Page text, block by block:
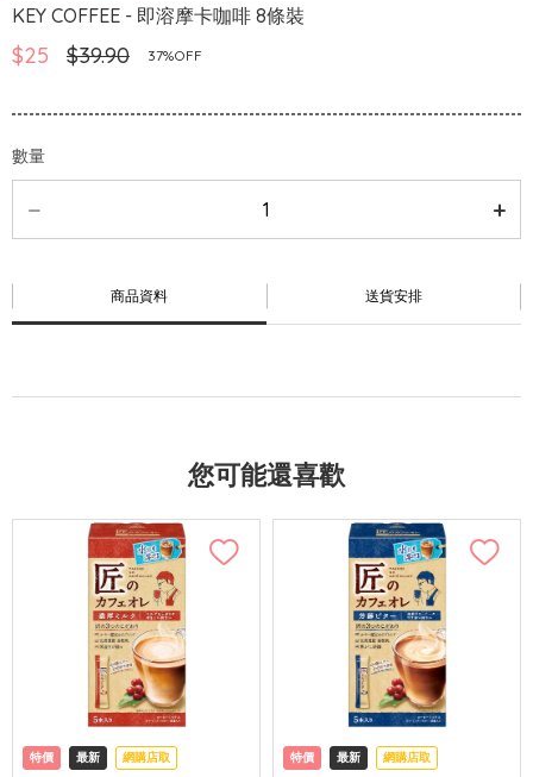
KEY COFFEE - 即溶摩卡咖啡 8條裝
$25 $39.90 37%OFF
數量
商品資料 送貨安排
您可能還喜歡
特價 最新 網購店取 特價 最新 網購店取